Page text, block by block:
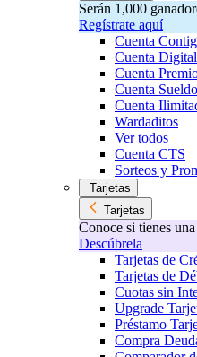
Serán 1,000
Regístrate aquí
Cuenta
Cuenta Digital
Cuenta
Cuenta Sueldo
Cuenta
Wardaditos
Ver todos
Cuenta CTS
Sorteos y
Tarjetas
Tarjetas
Conoce si tienes
Descúbrela
Tarjetas de
Tarjetas de
Cuotas sin
Upgrade
Préstamo
Compra